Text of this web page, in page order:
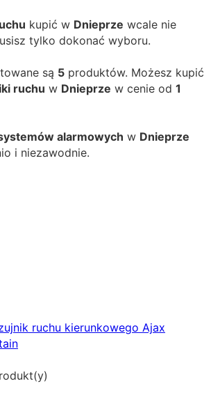
kupić w Dnieprze wcale nie
tylko dokonać wyboru.
są 5 produktów. Możesz kupić
ruchu w Dnieprze w cenie od 1
alarmowych w Dnieprze
i niezawodnie.
ruchu kierunkowego Ajax